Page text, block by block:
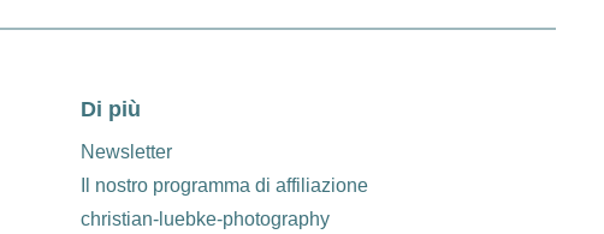
Di più
Newsletter
Il nostro programma di affiliazione
christian-luebke-photography